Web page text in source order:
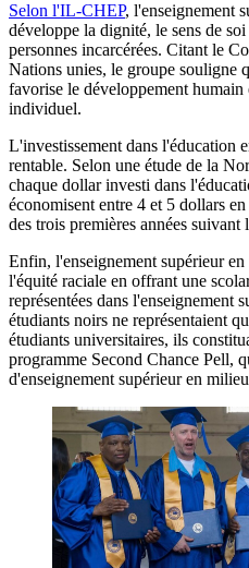
Selon l'IL-CHEP, l'enseignement
développe la dignité, le sens de
personnes incarcérées. Citant le
Nations unies, le groupe souligne
favorise le développement
individuel.
L'investissement dans l'éducation
rentable. Selon une étude de la
chaque dollar investi dans
économisent entre 4 et 5 dollars
des trois premières années suivant
Enfin, l'enseignement supérieur
l'équité raciale en offrant une
représentées dans l'enseignement
étudiants noirs ne représentaient
étudiants universitaires, ils
programme Second Chance Pell,
d'enseignement supérieur en